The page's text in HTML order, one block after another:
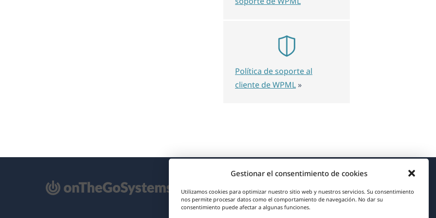
Gestionar el consentimiento de cookies
Utilizamos cookies para optimizar nuestro sitio web y nuestros servicios. Su consentimiento
nos permite procesar datos como el comportamiento de navegación. No dar su
consentimiento puede afectar a algunas funciones.
Política de soporte al
cliente de WPML »
Acerca de WPML
RGPD y Política de Privacidad